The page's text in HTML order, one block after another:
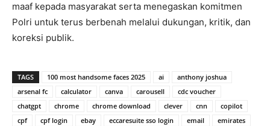
maaf kepada masyarakat serta menegaskan komitmen
Polri untuk terus berbenah melalui dukungan, kritik, dan
koreksi publik.
TAGS 100 most handsome faces 2025 ai
anthony joshua
arsenal fc
calculator canva carousell
cdc voucher
chatgpt
chrome chrome download clever cnn
copilot
cpf
cpf login ebay eccaresuite sso login email
emirates